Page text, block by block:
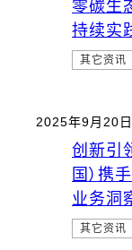
零碳生
持续实
其它资讯
2025年9月20日
创新引
国）携
业务洞
其它资讯